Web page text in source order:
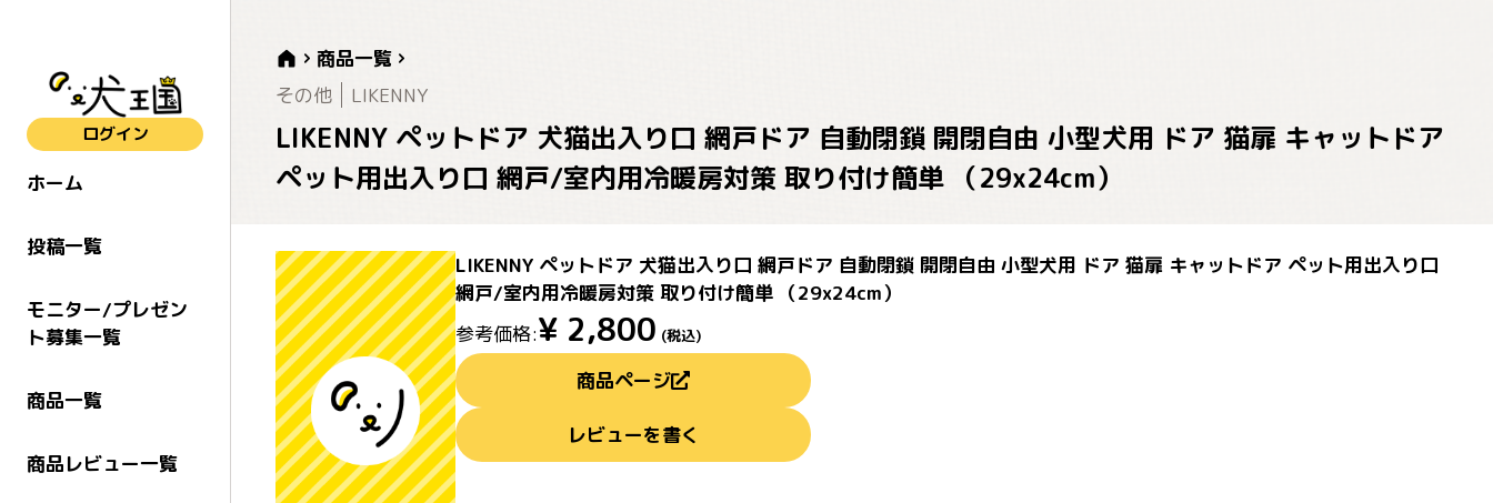
ログイン
ホーム
投稿一覧
モニター/プレゼン
ト募集一覧
商品一覧
商品レビュー一覧
商品一覧
その他
LIKENNY
LIKENNY ペットドア 犬猫出入り口 網戸ドア 自動閉鎖 開閉自由 小型犬用 ドア 猫扉 キャットドア
ペット用出入り口 網戸/室内用冷暖房対策 取り付け簡単 （29x24cm）
LIKENNY ペットドア 犬猫出入り口 網戸ドア 自動閉鎖 開閉自由 小型犬用 ドア 猫扉 キャットドア ペット用出入り口
網戸/室内用冷暖房対策 取り付け簡単 （29x24cm）
参考価格:¥ 2,800 (税込)
商品ページ
レビューを書く